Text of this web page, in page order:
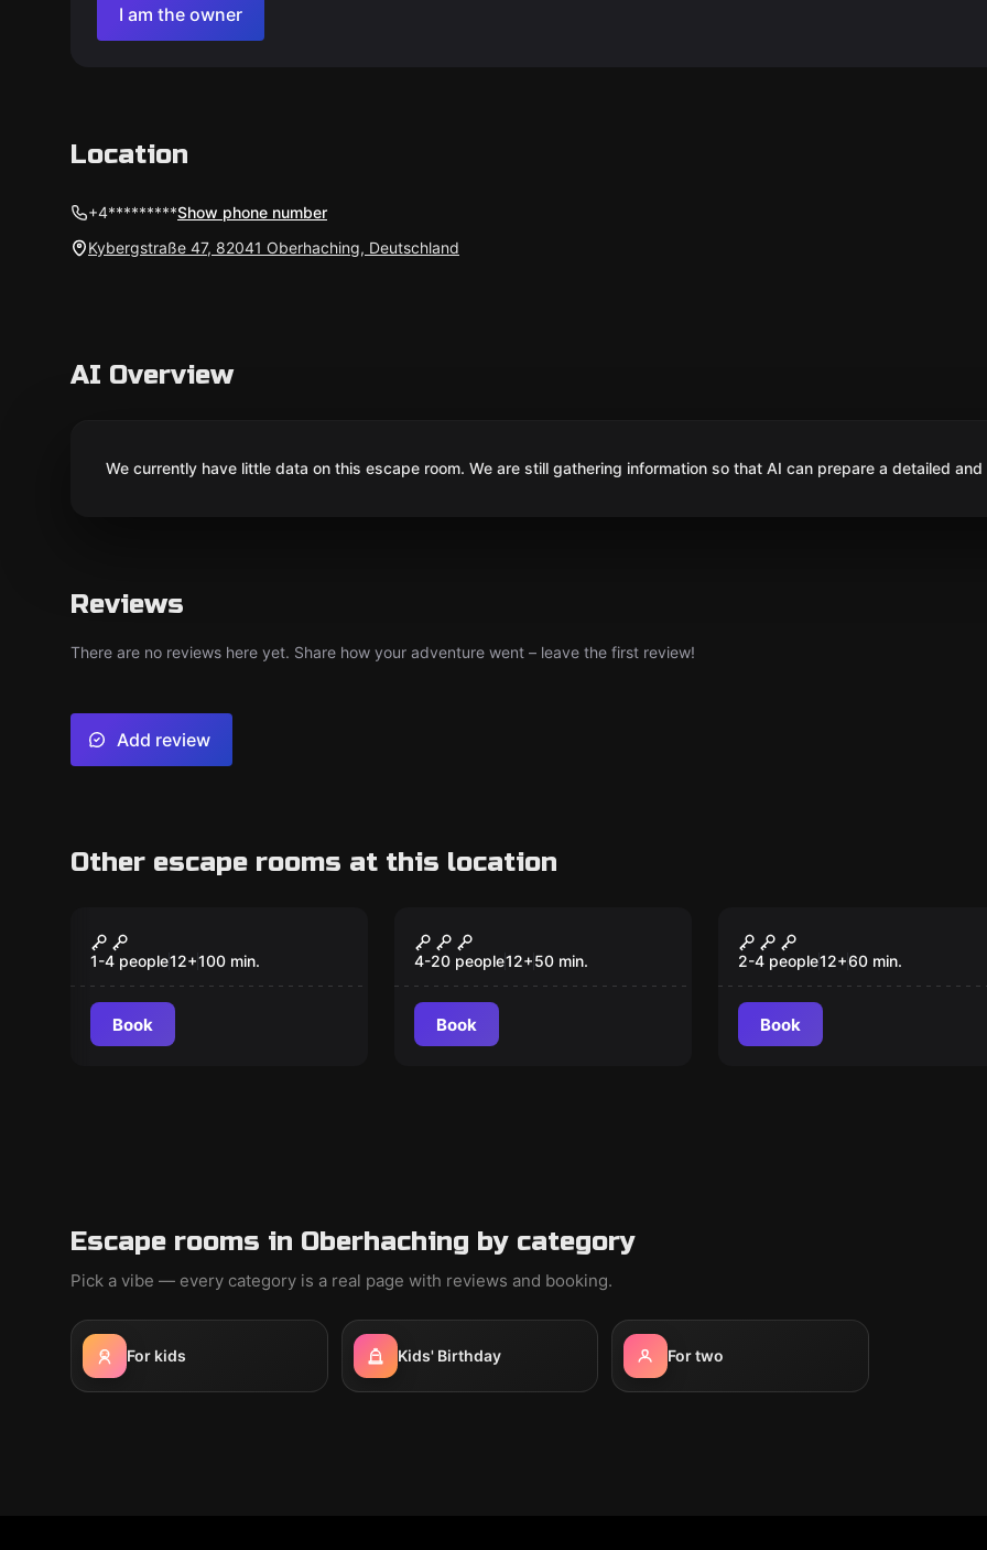
I am the owner
Location
+4*********Show phone number
Kybergstraße 47, 82041 Oberhaching, Deutschland
AI Overview
We currently have little data on this escape room. We are still gathering information so that AI can prepare a detailed
Reviews
There are no reviews here yet. Share how your adventure went – leave the first review!
Add review
Other escape rooms at this location
Der Hutmacher
1-4 people12+100 min.
Book
Der Biosphären –
Decoder
4-20 people12+50 min.
Book
Die verborgene
Voodoohütte
2-4 people12+60 min.
Book
Escape rooms in Oberhaching by category
Pick a vibe — every category is a real page with reviews and booking.
For kids Kids' Birthday For two